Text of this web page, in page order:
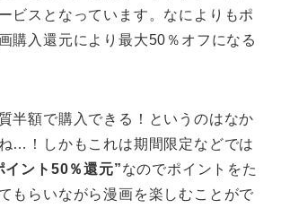
ビスとなっています。なによりもポ
購入還元により最大50％オフになる
半額で購入できる！というのはなか
…！しかもこれは期間限定などでは
イント50％還元”なのでポイントをた
もらいながら漫画を楽しむことがで